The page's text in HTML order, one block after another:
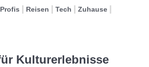
Profis Reisen Tech Zuhause
Kulturerlebnisse